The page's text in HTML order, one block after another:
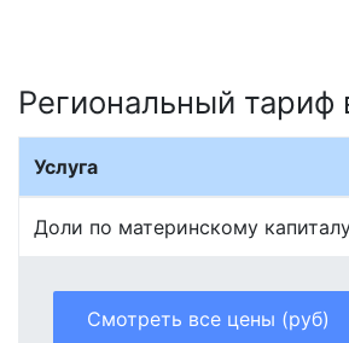
Региональный
Услуга
Доли по материнскому
Смотреть все цены (руб)